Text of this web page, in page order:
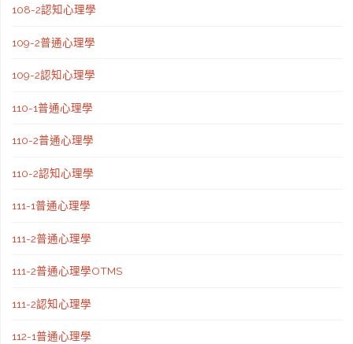
108-2認知心理學
109-2普通心理學
109-2認知心理學
110-1普通心理學
110-2普通心理學
110-2認知心理學
111-1普通心理學
111-2普通心理學
111-2普通心理學OTMS
111-2認知心理學
112-1普通心理學